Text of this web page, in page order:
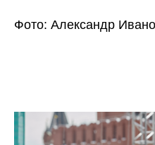
Фото: Александр